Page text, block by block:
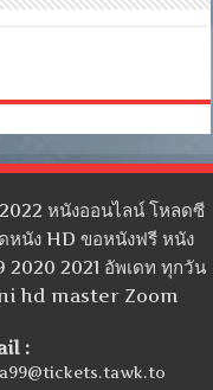
หนังออนไลน์ โหลดซี
นัง HD ขอหนังฟรี หนัง
2020 2021 อัพเดท ทุกวัน
hd master Zoom
: